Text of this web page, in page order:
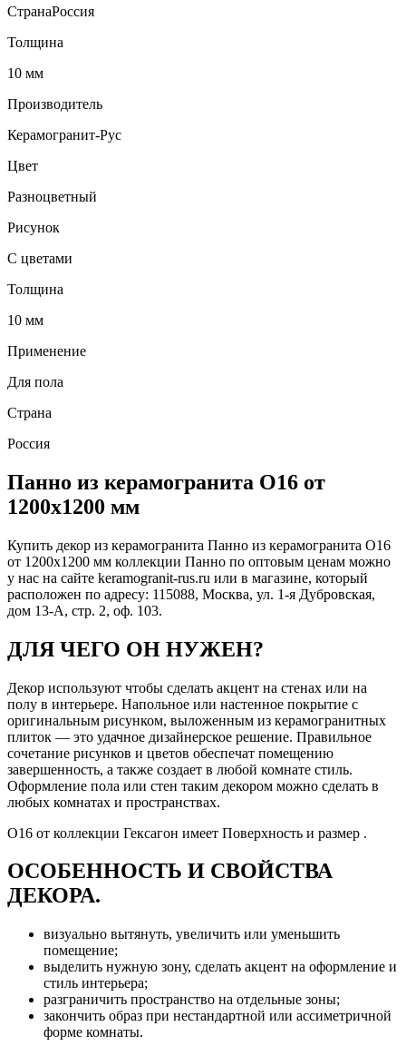
СтранаРоссия
Толщина
10 мм
Производитель
Керамогранит-Рус
Цвет
Разноцветный
Рисунок
С цветами
Толщина
10 мм
Применение
Для пола
Страна
Россия
Панно из керамогранита О16 от
1200х1200 мм
Купить декор из керамогранита Панно из керамогранита О16
от 1200х1200 мм коллекции Панно по оптовым ценам можно
у нас на сайте keramogranit-rus.ru или в магазине, который
расположен по адресу: 115088, Москва, ул. 1-я Дубровская,
дом 13-А, стр. 2, оф. 103.
ДЛЯ ЧЕГО ОН НУЖЕН?
Декор используют чтобы сделать акцент на стенах или на
полу в интерьере. Напольное или настенное покрытие с
оригинальным рисунком, выложенным из керамогранитных
плиток — это удачное дизайнерское решение. Правильное
сочетание рисунков и цветов обеспечат помещению
завершенность, а также создает в любой комнате стиль.
Оформление пола или стен таким декором можно сделать в
любых комнатах и пространствах.
О16 от коллекции Гексагон имеет Поверхность и размер .
ОСОБЕННОСТЬ И СВОЙСТВА
ДЕКОРА.
визуально вытянуть, увеличить или уменьшить
помещение;
выделить нужную зону, сделать акцент на оформление и
стиль интерьера;
разграничить пространство на отдельные зоны;
закончить образ при нестандартной или ассиметричной
форме комнаты.